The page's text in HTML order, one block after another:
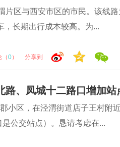
片区与西安市区的市民。该线
，长期出行成本较高。为...
（0） 分享到
路、凤城十二路口增加站
小区，在泾渭街道店子王村附
公交站点）。恳请考虑在...